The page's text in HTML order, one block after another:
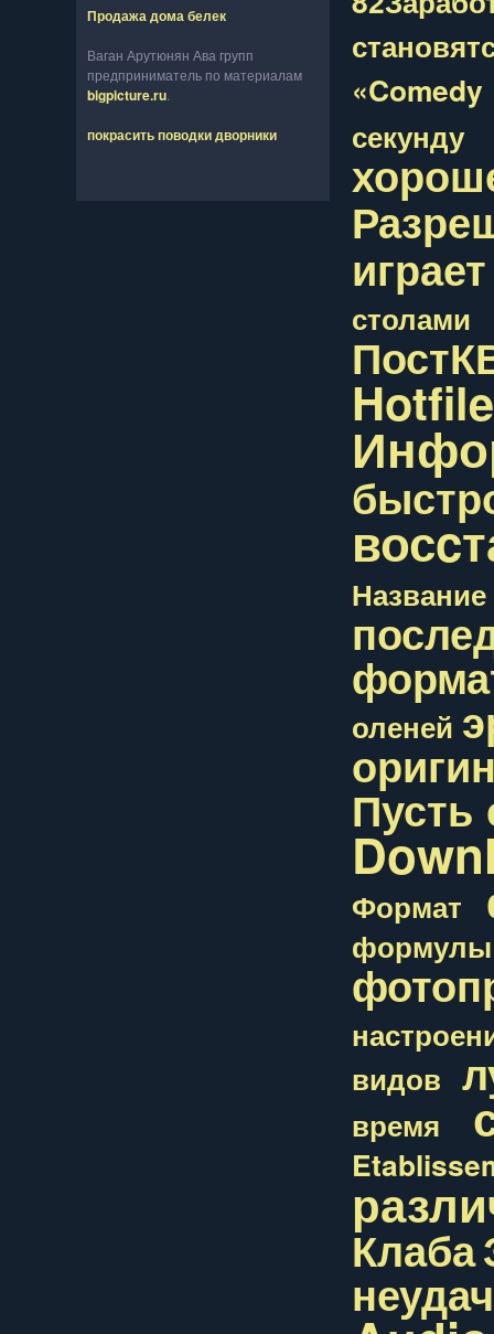
Продажа дома белек
Ваган Арутюнян Ава групп
предприниматель по материалам
bigpicture.ru
покрасить поводки дворники
«Comedy
секунду
играет
столами
Название
оленей
Пусть
Формат
формулы
видов
время
Клаба